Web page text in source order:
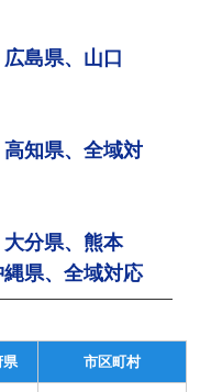
島県、山口
知県、全域対
分県、熊本
県、全域対応
県 市区町村